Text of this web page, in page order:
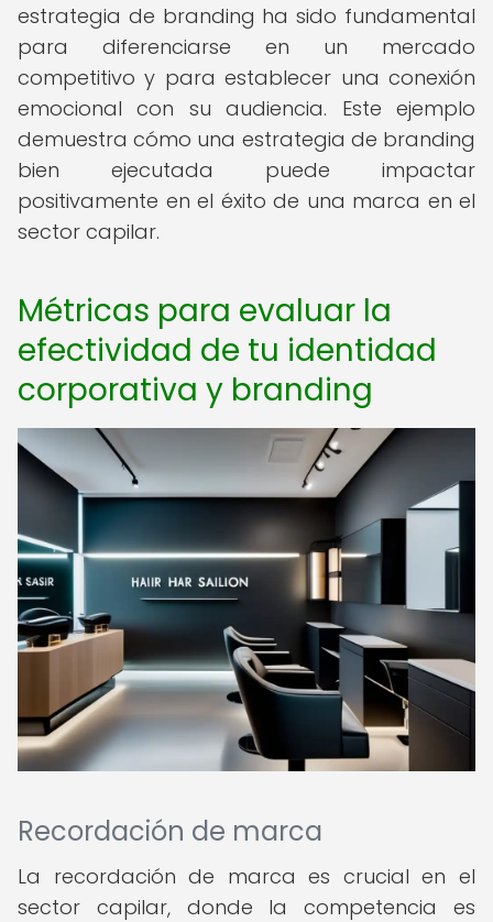
estrategia de branding ha sido fundamental
para diferenciarse en un mercado
competitivo y para establecer una conexión
emocional con su audiencia. Este ejemplo
demuestra cómo una estrategia de branding
bien ejecutada puede impactar
positivamente en el éxito de una marca en el
sector capilar.
Métricas para evaluar la
efectividad de tu identidad
corporativa y branding
Recordación de marca
La recordación de marca es crucial en el
sector capilar, donde la competencia es